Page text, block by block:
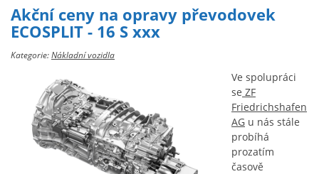
Akční ceny na opravy převodovek
ECOSPLIT - 16 S xxx
Kategorie:Nákladní vozidla
Ve spolupráci
se ZF
Friedrichshafen
AG u nás stále
probíhá
prozatím
časově